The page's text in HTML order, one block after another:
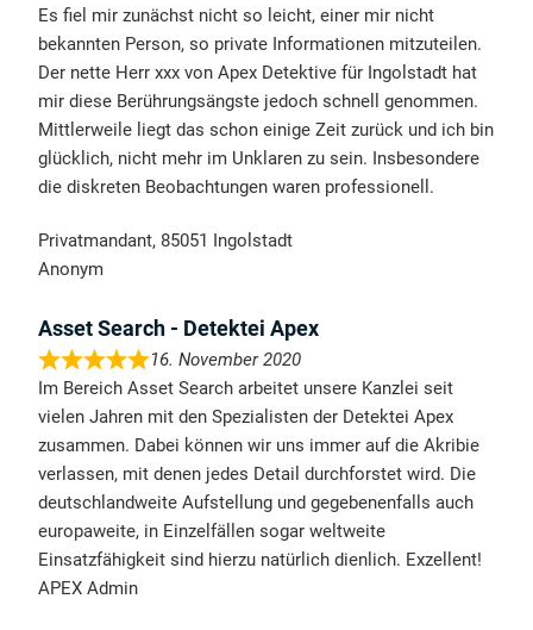
Es fiel mir zunächst nicht so leicht, einer mir nicht
bekannten Person, so private Informationen mitzuteilen.
Der nette Herr xxx von Apex Detektive für Ingolstadt hat
mir diese Berührungsängste jedoch schnell genommen.
Mittlerweile liegt das schon einige Zeit zurück und ich bin
glücklich, nicht mehr im Unklaren zu sein. Insbesondere
die diskreten Beobachtungen waren professionell.
Privatmandant, 85051 Ingolstadt
Anonym
Asset Search - Detektei Apex
16. November 2020
Im Bereich Asset Search arbeitet unsere Kanzlei seit
vielen Jahren mit den Spezialisten der Detektei Apex
zusammen. Dabei können wir uns immer auf die Akribie
verlassen, mit denen jedes Detail durchforstet wird. Die
deutschlandweite Aufstellung und gegebenenfalls auch
europaweite, in Einzelfällen sogar weltweite
Einsatzfähigkeit sind hierzu natürlich dienlich. Exzellent!
APEX Admin